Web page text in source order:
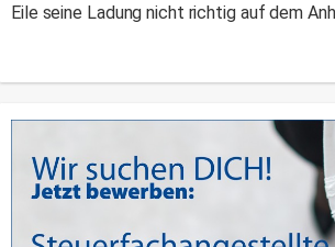
Eile seine Ladung nicht richtig auf dem